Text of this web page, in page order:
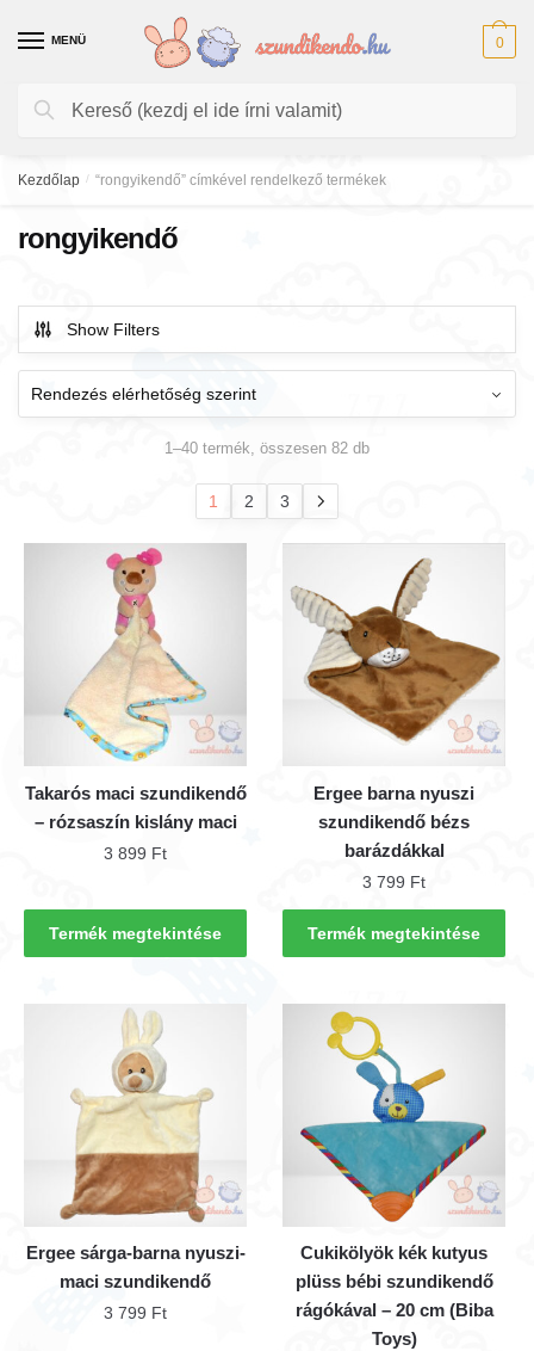
MENÜ
Keresés
Keresés
0
Kezdőlap / “rongyikendő” címkével rendelkező termékek
rongyikendő
Show Filters
1–40 termék, összesen 82 db
1 2 3
Takarós maci szundikendő
– rózsaszín kislány maci
3 899 Ft
Termék megtekintése
Ergee barna nyuszi
szundikendő bézs
barázdákkal
3 799 Ft
Termék megtekintése
Ergee sárga-barna nyuszi-
maci szundikendő
3 799 Ft
Cukikölyök kék kutyus
plüss bébi szundikendő
rágókával – 20 cm (Biba
Toys)